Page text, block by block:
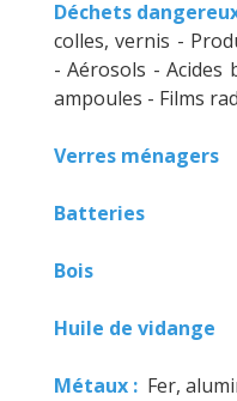
Déchets
colles, vernis -
- Aérosols - Acides
ampoules - Films
Verres ménagers
Batteries
Bois
Huile de vidange
Métaux : Fer,